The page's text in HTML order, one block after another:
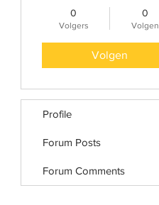
0
Volgers
0
Volgen
Volgen
Profile
Forum Posts
Forum Comments